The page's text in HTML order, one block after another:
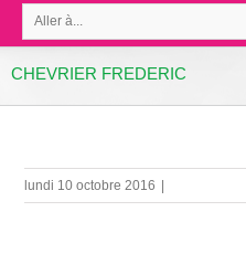
Aller à...
CHEVRIER FREDERIC
lundi 10 octobre 2016